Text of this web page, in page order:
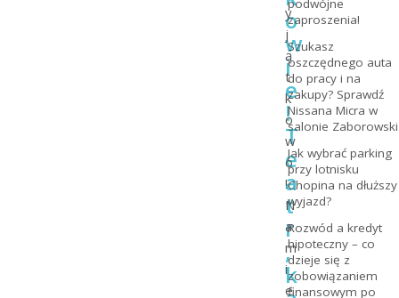
o
w
i
e
!
T
e
a
t
r
,
k
y
j
ą
t
k
o
w
o
!
N
a
m
i
e
podwójne
zaproszenia!
Szukasz
oszczędnego auta
do pracy i na
zakupy? Sprawdź
Nissana Micra w
salonie Zaborowski
Jak wybrać parking
przy lotnisku
Chopina na dłuższy
wyjazd?
Rozwód a kredyt
hipoteczny – co
dzieje się z
zobowiązaniem
finansowym po